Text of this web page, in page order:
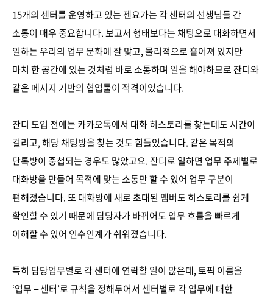
15개의 센터를 운영하고 있는 젠요가는 각 센터의 선생님들 간
소통이 매우 중요합니다. 보고서 형태보다는 채팅으로 대화하면서
일하는 우리의 업무 문화에 잘 맞고, 물리적으로 흩어져 있지만
마치 한 공간에 있는 것처럼 바로 소통하며 일을 해야하므로 잔디와
같은 메시지 기반의 협업툴이 적격이었습니다.
잔디 도입 전에는 카카오톡에서 대화 히스토리를 찾는데도 시간이
걸리고, 해당 채팅방을 찾는 것도 힘들었습니다. 같은 목적의
단톡방이 중첩되는 경우도 많았고요. 잔디로 일하면 업무 주제별로
대화방을 만들어 목적에 맞는 소통만 할 수 있어 업무 구분이
편해졌습니다. 또 대화방에 새로 초대된 멤버도 히스토리를 쉽게
확인할 수 있기 때문에 담당자가 바뀌어도 업무 흐름을 빠르게
이해할 수 있어 인수인계가 쉬워졌습니다.
특히 담당업무별로 각 센터에 연락할 일이 많은데, 토픽 이름을
‘업무 – 센터’로 규칙을 정해두어서 센터별로 각 업무에 대한